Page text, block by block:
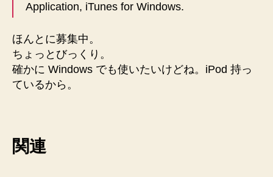
Application, iTunes for Windows.
ほんとに募集中。
ちょっとびっくり。
確かに Windows でも使いたいけどね。iPod 持っ
ているから。
関連